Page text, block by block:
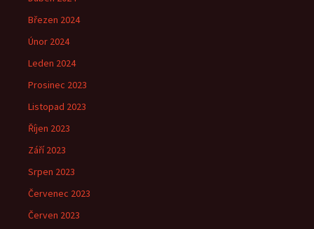
Březen 2024
Únor 2024
Leden 2024
Prosinec 2023
Listopad 2023
Říjen 2023
Září 2023
Srpen 2023
Červenec 2023
Červen 2023